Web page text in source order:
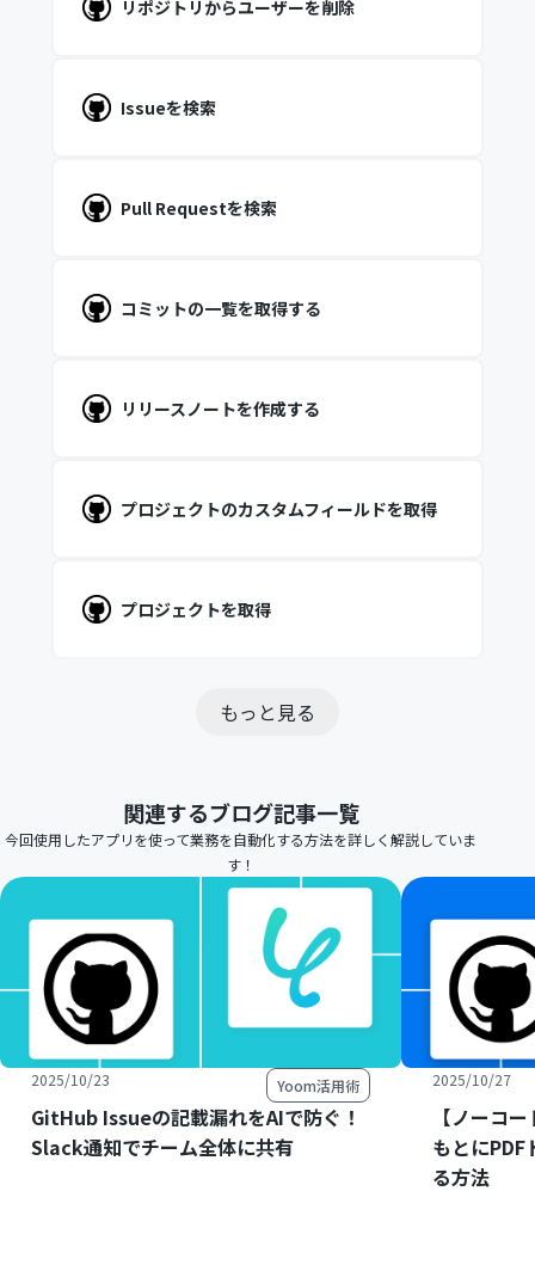
リポジトリからユーザーを削除
Issueを検索
Pull Requestを検索
コミットの一覧を取得する
リリースノートを作成する
プロジェクトのカスタムフィールドを取得
プロジェクトを取得
もっと見る
関連するブログ記事一覧
今回使用したアプリを使って業務を自動化する方法を詳しく解説していま
す！
2025/10/23 Yoom活用術
GitHub Issueの記載漏れをAIで防ぐ！
Slack通知でチーム全体に共有
2025/10/27
【ノーコ
もとにPDF
る方法